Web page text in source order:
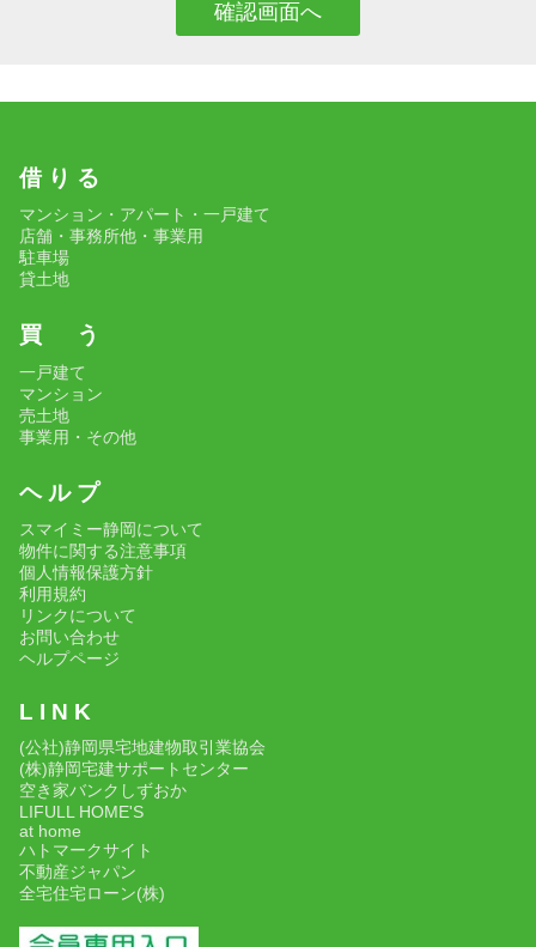
借 り る
マンション・アパート・一戸建て
店舗・事務所他・事業用
駐車場
貸土地
買 う
一戸建て
マンション
売土地
事業用・その他
ヘ ル プ
スマイミー静岡について
物件に関する注意事項
個人情報保護方針
利用規約
リンクについて
お問い合わせ
ヘルプページ
L I N K
(公社)静岡県宅地建物取引業協会
(株)静岡宅建サポートセンター
空き家バンクしずおか
LIFULL HOME'S
at home
ハトマークサイト
不動産ジャパン
全宅住宅ローン(株)